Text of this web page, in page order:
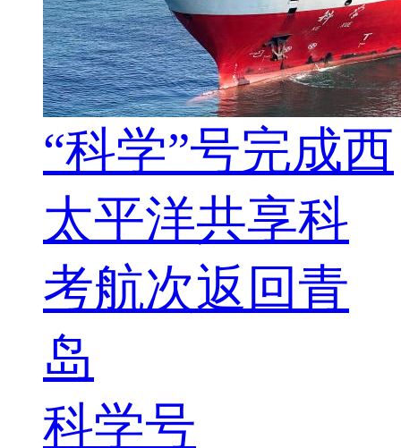
“科学”号完成西
太平洋共享科
考航次返回青
岛
科学号